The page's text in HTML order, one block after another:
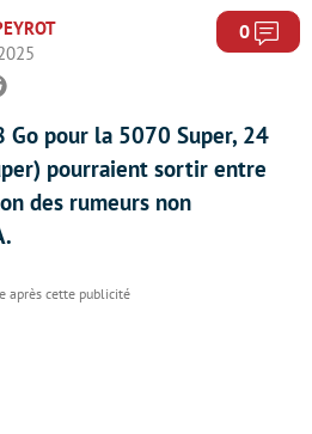
0
Go pour la 5070 Super, 24
pourraient sortir entre
des rumeurs non